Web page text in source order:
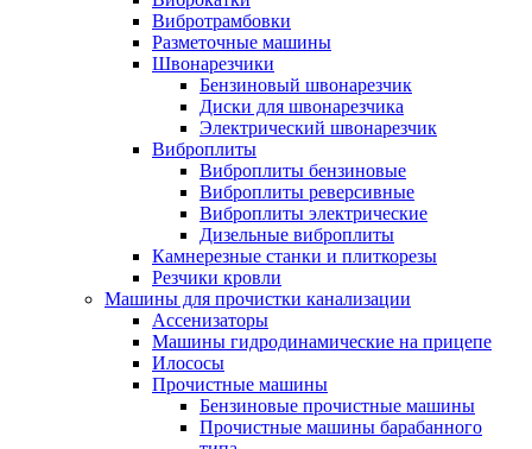
Вибротрамбовки
Разметочные машины
Швонарезчики
Бензиновый швонарезчик
Диски для швонарезчика
Электрический швонарезчик
Виброплиты
Виброплиты бензиновые
Виброплиты реверсивные
Виброплиты электрические
Дизельные виброплиты
Камнерезные станки и плиткорезы
Резчики кровли
Машины для прочистки канализации
Ассенизаторы
Машины гидродинамические на прицепе
Илососы
Прочистные машины
Бензиновые прочистные машины
Прочистные машины барабанного